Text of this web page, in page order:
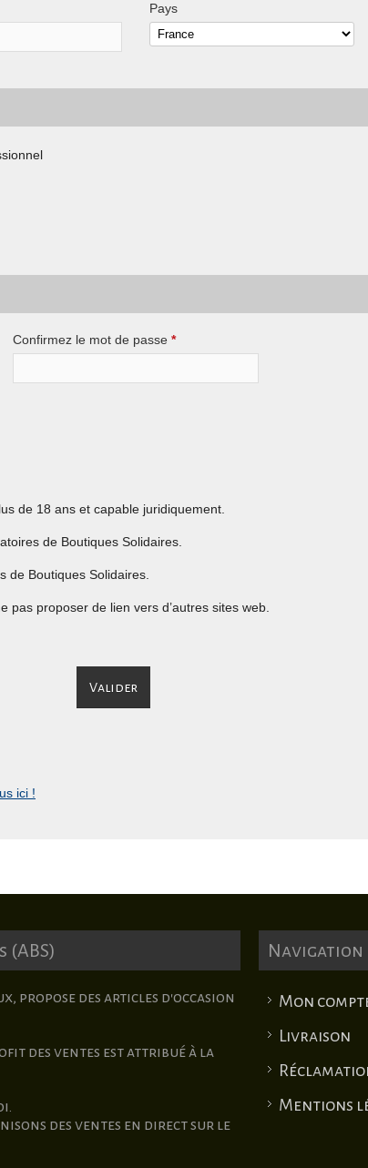
Pays
Confirmez le mot de passe *
de 18 ans et capable juridiquement.
de Boutiques Solidaires.
de Boutiques Solidaires.
proposer de lien vers d’autres sites web.
Valider
ici !
propose des articles d'occasion
des ventes est attribué à la
des ventes en direct sur le
Navigation
Mon
Livraison
Mentions